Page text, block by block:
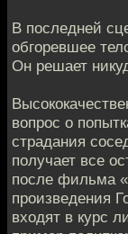
В последней
обгоревшее
Он решает
вопрос о
страдания
получает все
после фильма
произведения
входят в курс